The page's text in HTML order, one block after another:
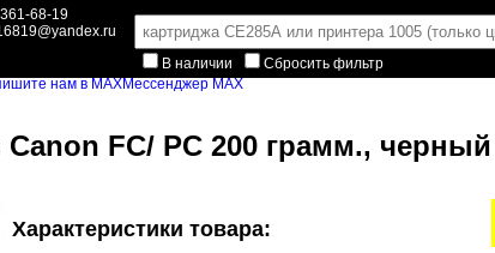
68-19
В наличии
Сбросить фильтр
Мессенджер MAX
FC/ PC 200 грамм., черный
Характеристики товара: